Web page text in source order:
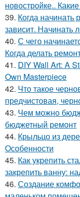
новостройке..
39. Когда начинать
зависит. Начинать
40. С чего
Когда делать
41. DIY Wall Art: A
Own Masterpiece
42. Что такое
предчистовая,
43. Чем можно
бюджетный ремонт
44. Крыльцо из
Особенности
45. Как укрепить
закрепить ванну:
46. Создание